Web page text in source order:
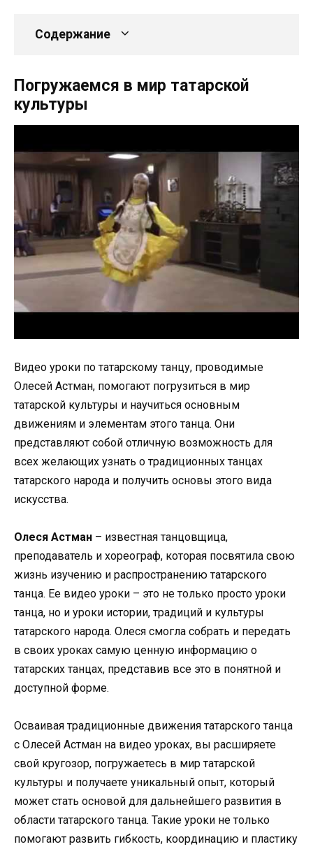
Содержание
Погружаемся в мир татарской
культуры
Видео уроки по татарскому танцу, проводимые
Олесей Астман, помогают погрузиться в мир
татарской культуры и научиться основным
движениям и элементам этого танца. Они
представляют собой отличную возможность для
всех желающих узнать о традиционных танцах
татарского народа и получить основы этого вида
искусства.
Олеся Астман – известная танцовщица,
преподаватель и хореограф, которая посвятила свою
жизнь изучению и распространению татарского
танца. Ее видео уроки – это не только просто уроки
танца, но и уроки истории, традиций и культуры
татарского народа. Олеся смогла собрать и передать
в своих уроках самую ценную информацию о
татарских танцах, представив все это в понятной и
доступной форме.
Осваивая традиционные движения татарского танца
с Олесей Астман на видео уроках, вы расширяете
свой кругозор, погружаетесь в мир татарской
культуры и получаете уникальный опыт, который
может стать основой для дальнейшего развития в
области татарского танца. Такие уроки не только
помогают развить гибкость, координацию и пластику